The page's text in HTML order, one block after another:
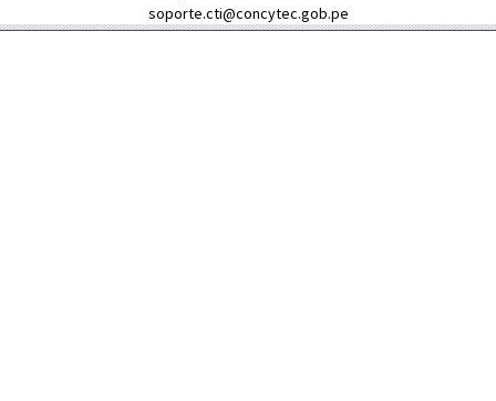
soporte.cti@concytec.gob.pe